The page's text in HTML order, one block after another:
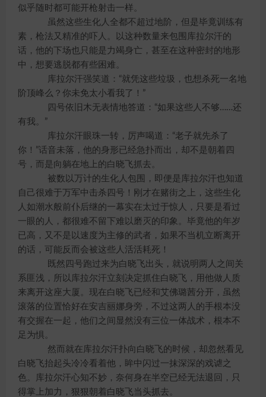
似乎随时都可能开枪射击一样。
虽然这些生化人全都不超过地阶，但是毕竟训练有
素，枪法又精准的吓人。以这种数量来包围库拉尔汗的
话，他的下场也只能是力竭身亡，甚至在这种密封的地形
中，想要逃脱都有些困难。
库拉尔汗强笑道：“就凭这些垃圾，也想杀死一名地
阶顶峰么？你未免太小看我了！”
四号依旧木无表情地答道：“如果这些人不够……还
有我。”
库拉尔汗眼珠一转，厉声喝道：“老子就先杀了
你！”话音未落，他的身形已经急扑而出，却不是朝着四
号，而是向躺在地上的白晓飞抓去。
被数以万计的生化人包围，即便是库拉尔汗也知道
自己很难于万军中击杀四号！刚才在赌街之上，这些生化
人如潮水般前仆后继的一幕实在太过于惊人，只要是看过
一眼的人，都很难不留下难以磨灭的印象。毕竟他的年岁
已高，又不是以速度为主修的武者，如果不当机立断离开
的话，可能反而会被这些人活活耗死！
既然四号跑过来为白晓飞出头，就说明两人之间关
系匪浅，所以库拉尔汗立刻决定抓住白晓飞，用他做人质
来离开这座大厦。现在白晓飞已经和艾佛璐茜分开，虽然
滚落的位置恰好在安吉丽娜身旁，不过这两人的手根本没
有交握在一起，他们之间显然没有三位一体战术，根本不
足为惧。
然而就在库拉尔汗扑向白晓飞的时候，却忽然看见
白晓飞抬起头冷冷看着他，眸中闪过一抹深深的戏谑之
色。库拉尔汗心知不妙，奈何身在半空已经无法退回，只
得掌上加力，狠狠朝着白晓飞当头抓去。